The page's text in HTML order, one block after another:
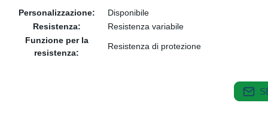
Personalizzazione:
Disponibile
Resistenza:
Resistenza variabile
Funzione per la
resistenza:
Resistenza di protezione